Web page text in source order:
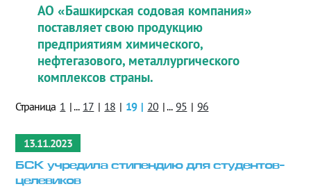
АО «Башкирская содовая компания»
поставляет свою продукцию
предприятиям химического,
нефтегазового, металлургического
комплексов страны.
Страница 1 | ... 17 | 18 | 19 | 20 | ... 95 | 96
13.11.2023
БСК учредила стипендию для студентов-
целевиков